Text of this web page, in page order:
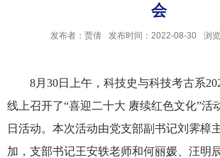
会
发布者：贾倩 发布时间：2022-08-30 浏
8月30日上午，科技史与科技考古系
线上召开了“喜迎二十大 赓续红色文化”活
日活动。本次活动由党支部副书记刘霁樟
加，支部书记王安轶老师和何丽媛、汪明